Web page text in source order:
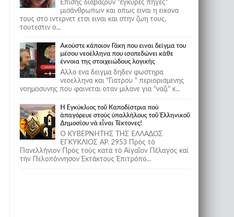
Επισης διαβαζουν "έγκυρες πήγες"
μισάνθρωπων και οπως ειναι η εικονα
τους στο ιντερνετ ετσι ειναι και στην ζωη τους,
τουτεστιν ο...
Ακούστε κάποιον Γάκη που ειναι δείγμα του
μέσου νεοέλληνα που ισοπεδώνει κάθε
έννοια της στοιχειώδους λογικής
Αλλο ενα δειγμα δηδεν φωστηρα
νεοελληνα και "Γιατρου " περιορισμενης
νοημοσυνης που φαινεται οταν μιλανε για "ναζι" κ...
Ἡ Ἐγκύκλιος τοῦ Καποδίστρια ποὺ
ἀπαγόρευε στοὺς ὑπαλλήλους τοῦ Ἑλληνικοῦ
Δημοσίου νὰ εἶναι Τέκτονες!
Ο ΚΥΒΕΡΝΗΤΗΣ ΤΗΣ ΕΛΛΑΔΟΣ
ΕΓΚΥΚΛΙΟΣ ΑΡ. 2953 Πρὸς τὸ
Πανελλήνιον Πρὸς τοὺς κατὰ τὸ Αἰγαῖον Πέλαγος καὶ
τὴν Πελοπόννησον Ἐκτάκτους Ἐπιτρόπο...